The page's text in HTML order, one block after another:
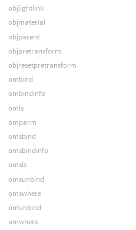
objlightlink
objmaterial
objparent
objpretransform
objresetpretransform
ombind
ombindinfo
omls
omparm
omsbind
omsbindinfo
omsls
omsunbind
omswhere
omunbind
omwhere